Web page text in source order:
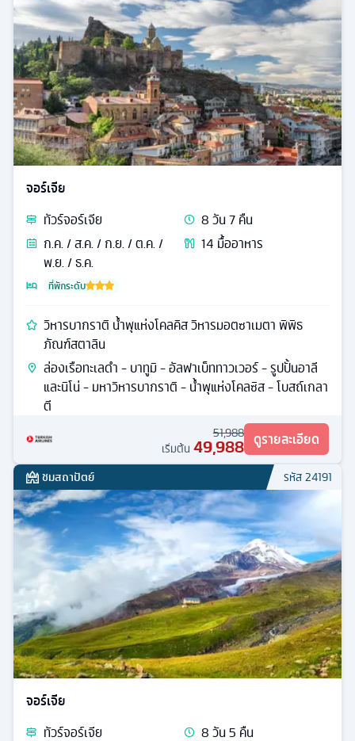
จอร์เจีย
ทัวร์จอร์เจีย 8วัน7คืน
ก.ค. / ส.ค. / ก.ย. / ต.ค. /
พ.ย. / ธ.ค.
14 มื้ออาหาร
ที่พักระดับ
วิหารบากราติ น้ำพุแห่งโคลคิส วิหารมอตซาเมตา พิพิธ
ภัณฑ์สตาลิน
ล่องเรือทะเลดำ - บาทูมิ - อัลฟาเบ็ททาวเวอร์ - รูปปั้นอาลี
และนิโน่ - มหาวิหารบากราติ - น้ำพุแห่งโคลซิส - โบสถ์เกลา
ตี
51,988
เริ่มต้น 49,988 ดูรายละเอียด
ชมสถาปัตย์ รหัส24191
จอร์เจีย
ทัวร์จอร์เจีย 8วัน5 คืน